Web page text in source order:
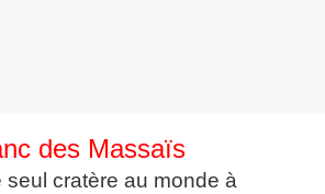
des Massaïs
cratère au monde à